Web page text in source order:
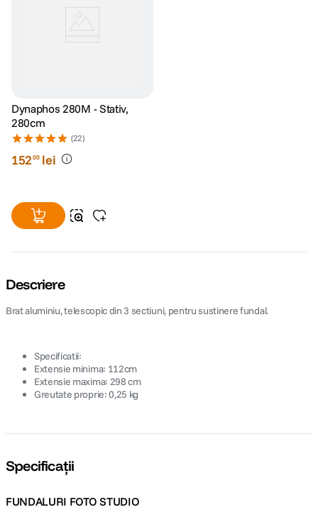
Dynaphos 280M - Stativ,
280cm
(22)
15200 lei
Descriere
Brat aluminiu, telescopic din 3 sectiuni, pentru sustinere fundal.
Specificatii:
Extensie minima: 112cm
Extensie maxima: 298 cm
Greutate proprie: 0,25 kg
Specificații
FUNDALURI FOTO STUDIO